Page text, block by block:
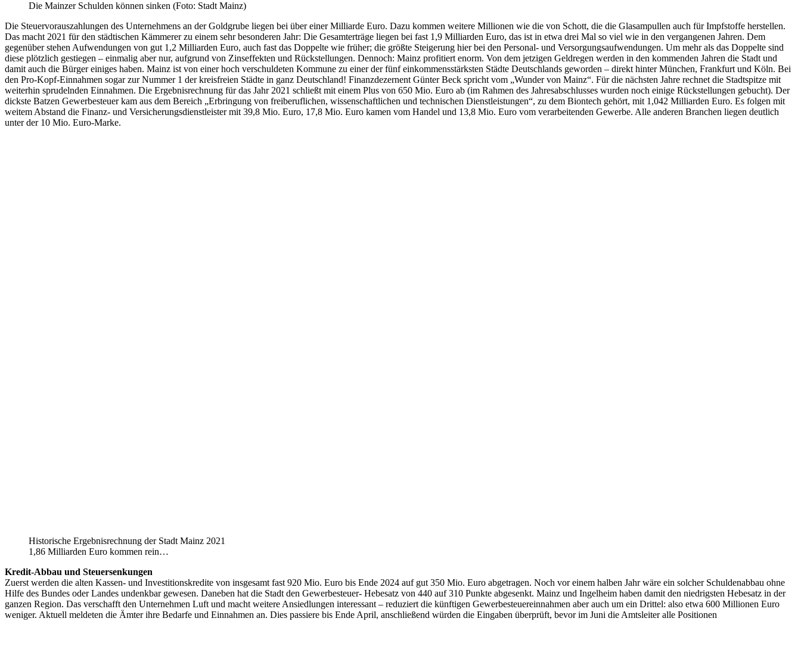
Die Mainzer Schulden können sinken (Foto: Stadt Mainz)
Die Steuervorauszahlungen des Unternehmens an der Goldgrube liegen bei über einer Milliarde Euro. Dazu kommen weitere Millionen wie die von Schott, die die Glasampullen auch für Impfstoffe herstellen.
Das macht 2021 für den städtischen Kämmerer zu einem sehr besonderen Jahr: Die Gesamterträge liegen bei fast 1,9 Milliarden Euro, das ist in etwa drei Mal so viel wie in den vergangenen Jahren. Dem
gegenüber stehen Aufwendungen von gut 1,2 Milliarden Euro, auch fast das Doppelte wie früher; die größte Steigerung hier bei den Personal- und Versorgungsaufwendungen. Um mehr als das Doppelte sind
diese plötzlich gestiegen – einmalig aber nur, aufgrund von Zinseffekten und Rückstellungen. Dennoch: Mainz profitiert enorm. Von dem jetzigen Geldregen werden in den kommenden Jahren die Stadt und
damit auch die Bürger einiges haben. Mainz ist von einer hoch verschuldeten Kommune zu einer der fünf einkommensstärksten Städte Deutschlands geworden – direkt hinter München, Frankfurt und Köln. Bei
den Pro-Kopf-Einnahmen sogar zur Nummer 1 der kreisfreien Städte in ganz Deutschland! Finanzdezernent Günter Beck spricht vom „Wunder von Mainz“. Für die nächsten Jahre rechnet die Stadtspitze mit
weiterhin sprudelnden Einnahmen. Die Ergebnisrechnung für das Jahr 2021 schließt mit einem Plus von 650 Mio. Euro ab (im Rahmen des Jahresabschlusses wurden noch einige Rückstellungen gebucht). Der
dickste Batzen Gewerbesteuer kam aus dem Bereich „Erbringung von freiberuflichen, wissenschaftlichen und technischen Dienstleistungen“, zu dem Biontech gehört, mit 1,042 Milliarden Euro. Es folgen mit
weitem Abstand die Finanz- und Versicherungsdienstleister mit 39,8 Mio. Euro, 17,8 Mio. Euro kamen vom Handel und 13,8 Mio. Euro vom verarbeitenden Gewerbe. Alle anderen Branchen liegen deutlich
unter der 10 Mio. Euro-Marke.
Historische Ergebnisrechnung der Stadt Mainz 2021
1,86 Milliarden Euro kommen rein…
Kredit-Abbau und Steuersenkungen
Zuerst werden die alten Kassen- und Investitionskredite von insgesamt fast 920 Mio. Euro bis Ende 2024 auf gut 350 Mio. Euro abgetragen. Noch vor einem halben Jahr wäre ein solcher Schuldenabbau ohne
Hilfe des Bundes oder Landes undenkbar gewesen. Daneben hat die Stadt den Gewerbesteuer- Hebesatz von 440 auf 310 Punkte abgesenkt. Mainz und Ingelheim haben damit den niedrigsten Hebesatz in der
ganzen Region. Das verschafft den Unternehmen Luft und macht weitere Ansiedlungen interessant – reduziert die künftigen Gewerbesteuereinnahmen aber auch um ein Drittel: also etwa 600 Millionen Euro
weniger. Aktuell meldeten die Ämter ihre Bedarfe und Einnahmen an. Dies passiere bis Ende April, anschließend würden die Eingaben überprüft, bevor im Juni die Amtsleiter alle Positionen